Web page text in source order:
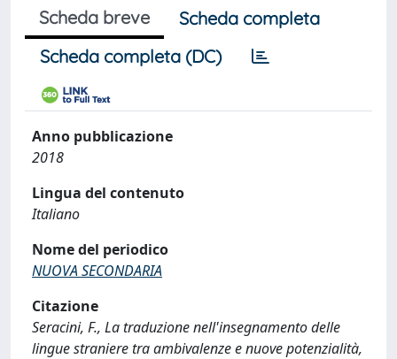
Scheda breve
Scheda completa
Scheda completa (DC)
Anno pubblicazione
2018
Lingua del contenuto
Italiano
Nome del periodico
NUOVA SECONDARIA
Citazione
Seracini, F., La traduzione nell'insegnamento delle
lingue straniere tra ambivalenze e nuove potenzialità,